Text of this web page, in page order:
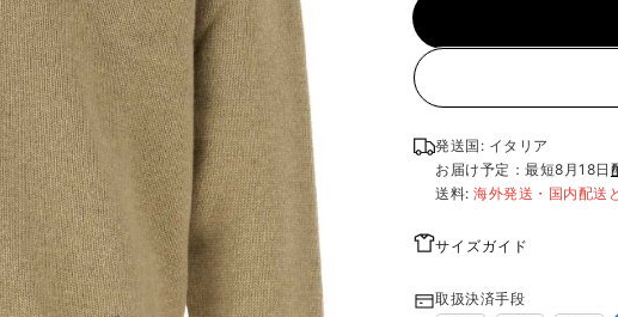
発送国: イタリア
お届け予定：最短8月18日
送料:海外発送・国内配送
サイズガイド
取扱決済手段